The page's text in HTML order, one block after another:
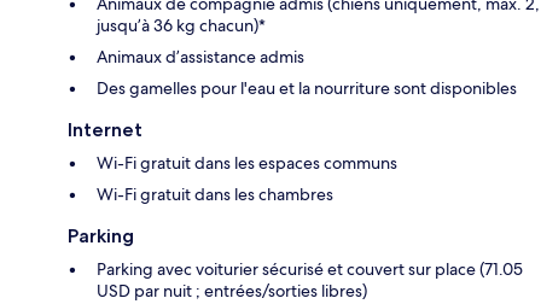
jusqu’à 36 kg chacun)*
Animaux d’assistance admis
Des gamelles pour l'eau et la nourriture sont disponibles
Internet
Wi-Fi gratuit dans les espaces communs
Wi-Fi gratuit dans les chambres
Parking
Parking avec voiturier sécurisé et couvert sur place (71.05
USD par nuit ; entrées/sorties libres)